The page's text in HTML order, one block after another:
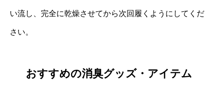
い流し、完全に乾燥させてから次回履くようにしてくだ
さい。
おすすめの消臭グッズ・アイテム